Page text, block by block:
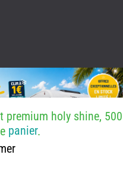
premium holy shine, 500
panier.